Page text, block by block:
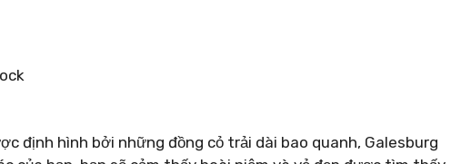
định hình bởi những đồng cỏ trải dài bao quanh, Galesburg